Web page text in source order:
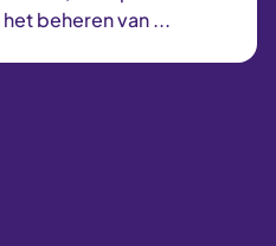
beheren van ...